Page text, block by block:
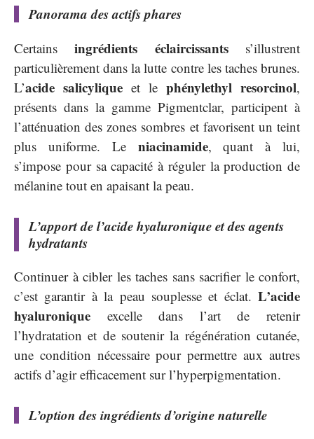
Panorama des actifs phares
Certainsingrédients éclaircissantss’illustrent
particulièrement dans la lutte contre les taches brunes.
L’acide salicylique et le phénylethyl resorcinol,
présents dans la gamme Pigmentclar, participent à
l’atténuation des zones sombres et favorisent un teint
plus uniforme. Le niacinamide, quant à lui,
s’impose pour sa capacité à réguler la production de
mélanine tout en apaisant la peau.
L’apport de l’acide hyaluronique et des agents
hydratants
Continuer à cibler les taches sans sacrifier le confort,
c’est garantir à la peau souplesse et éclat. L’acide
hyaluronique excelle dans l’art de retenir
l’hydratation et de soutenir la régénération cutanée,
une condition nécessaire pour permettre aux autres
actifs d’agir efficacement sur l’hyperpigmentation.
L’option des ingrédients d’origine naturelle